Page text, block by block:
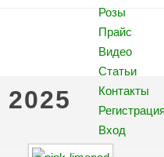
Розы
Прайс
Видео
Статьи
Контакты
Регистрация
Вход
2025